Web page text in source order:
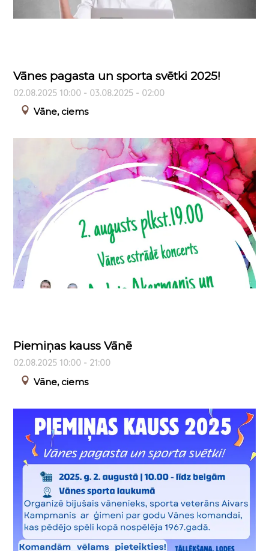
Vānes pagasta un sporta svētki 2025!
02.08.2025 10:00 - 03.08.2025 - 02:00
Vāne, ciems
Piemiņas kauss Vānē
02.08.2025 10:00 - 21:00
Vāne, ciems